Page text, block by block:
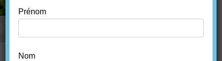
Prénom
Nom